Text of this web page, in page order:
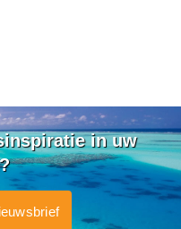
in uw